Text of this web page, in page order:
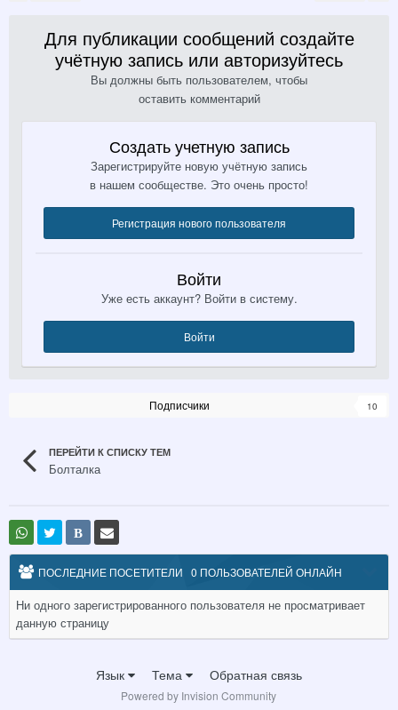
Для публикации сообщений создайте
учётную запись или авторизуйтесь
Вы должны быть пользователем, чтобы
оставить комментарий
Создать учетную запись
Зарегистрируйте новую учётную запись
в нашем сообществе. Это очень просто!
Регистрация нового пользователя
Войти
Уже есть аккаунт? Войти в систему.
Войти
Подписчики 10
ПЕРЕЙТИ К СПИСКУ ТЕМ
Болталка
В
ПОСЛЕДНИЕ ПОСЕТИТЕЛИ 0 ПОЛЬЗОВАТЕЛЕЙ ОНЛАЙН
Ни одного зарегистрированного пользователя не просматривает
данную страницу
Язык Тема Обратная связь
Powered by Invision Community